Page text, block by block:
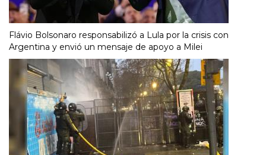
Flávio Bolsonaro responsabilizó a Lula por la crisis con
Argentina y envió un mensaje de apoyo a Milei